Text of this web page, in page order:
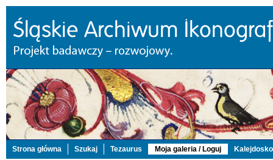
Strona główna Szukaj Tezaurus Moja galeria / Loguj